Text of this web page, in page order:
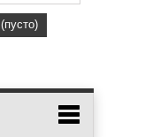
(пусто)